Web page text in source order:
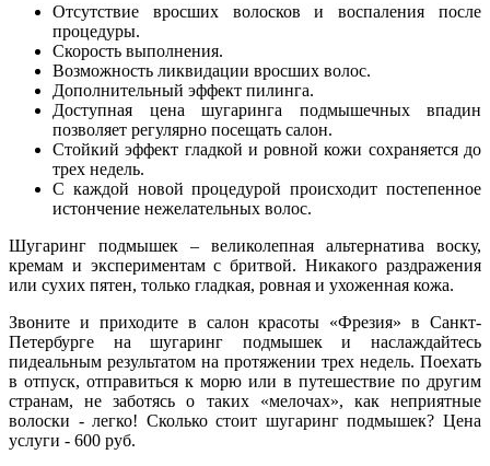
Отсутствие вросших волосков и воспаления после
процедуры.
Скорость выполнения.
Возможность ликвидации вросших волос.
Дополнительный эффект пилинга.
Доступная цена шугаринга подмышечных впадин
позволяет регулярно посещать салон.
Стойкий эффект гладкой и ровной кожи сохраняется до
трех недель.
С каждой новой процедурой происходит постепенное
истончение нежелательных волос.
Шугаринг подмышек – великолепная альтернатива воску,
кремам и экспериментам с бритвой. Никакого раздражения
или сухих пятен, только гладкая, ровная и ухоженная кожа.
Звоните и приходите в салон красоты «Фрезия» в Санкт-
Петербурге на шугаринг подмышек и наслаждайтесь
пидеальным результатом на протяжении трех недель. Поехать
в отпуск, отправиться к морю или в путешествие по другим
странам, не заботясь о таких «мелочах», как неприятные
волоски - легко! Сколько стоит шугаринг подмышек? Цена
услуги - 600 руб.